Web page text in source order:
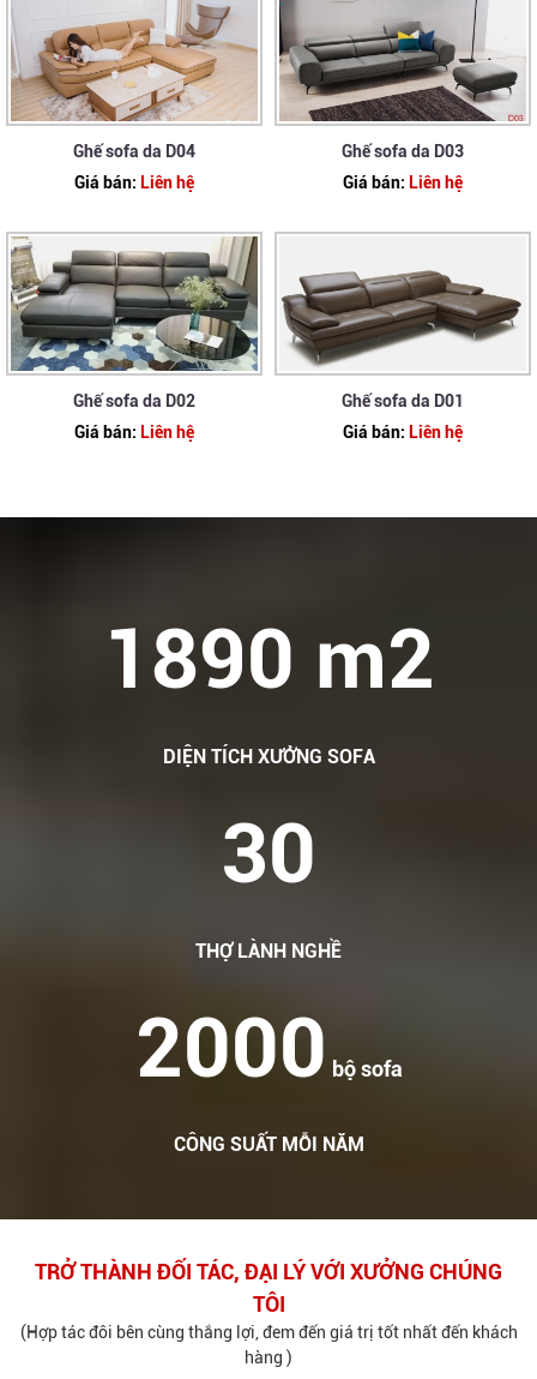
Ghế sofa da D04
Giá bán: Liên hệ
Ghế sofa da D03
Giá bán: Liên hệ
Ghế sofa da D02
Giá bán: Liên hệ
Ghế sofa da D01
Giá bán: Liên hệ
1890 m2
DIỆN TÍCH XƯỞNG SOFA
30
THỢ LÀNH NGHỀ
2000 bộ sofa
CÔNG SUẤT MỖI NĂM
TRỞ THÀNH ĐỐI TÁC, ĐẠI LÝ VỚI XƯỞNG CHÚNG
TÔI
(Hợp tác đôi bên cùng thắng lợi, đem đến giá trị tốt nhất đến khách
hàng )